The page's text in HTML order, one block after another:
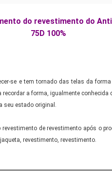
do revestimento do
75D 100%
se e tem tornado das telas da
a forma, igualmente
seu estado original.
revestimento de revestimento após o
revestimento, revestimento.